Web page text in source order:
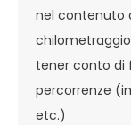
nel contenuto
tener conto di
percorrenze
etc.)